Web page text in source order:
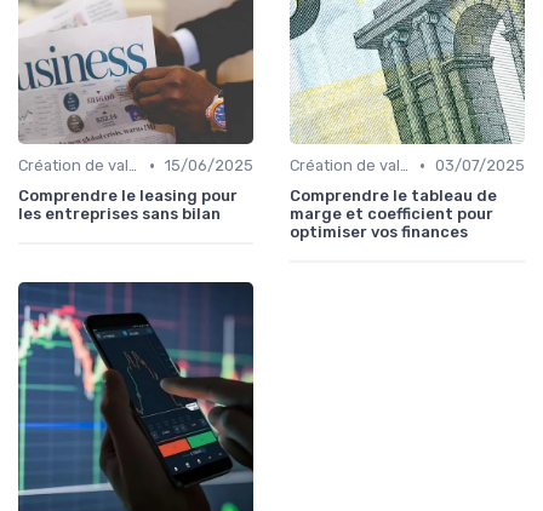
Création de valeur & rentabilité • 15/06/2025
Comprendre le leasing pour
les entreprises sans bilan
Création de valeur & rentabilité • 03/07/2025
Comprendre le tableau de
marge et coefficient pour
optimiser vos finances